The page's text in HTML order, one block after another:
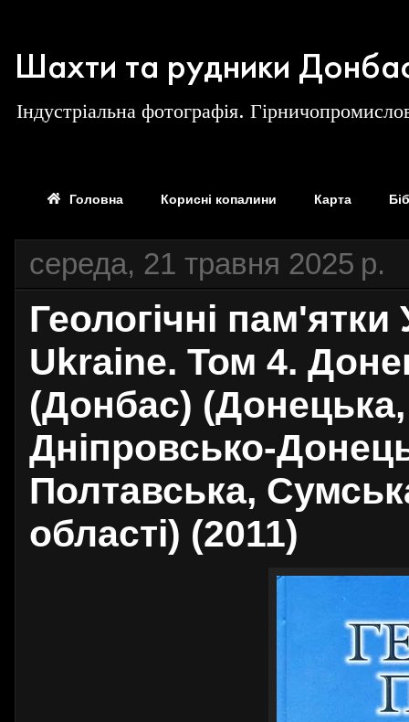
Шахти та рудники
Індустріальна фотографія.
Головна Корисні копалини Карта
середа, 21 травня 2025 р.
Геологiчнi пам'ятки
Ukraine. Том 4.
(Донбас) (Донецька,
Дніпровсько-
Полтавська,
області) (2011)